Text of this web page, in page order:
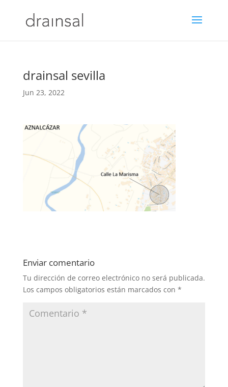
drainsal sevilla
Jun 23, 2022
Enviar comentario
Tu dirección de correo electrónico no será publicada.
Los campos obligatorios están marcados con *